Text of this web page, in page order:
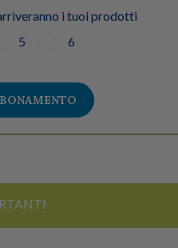
i tuoi prodotti
5 6